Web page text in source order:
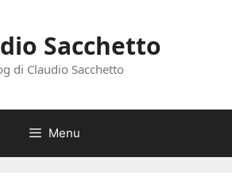
Sacchetto
di Claudio Sacchetto
Menu